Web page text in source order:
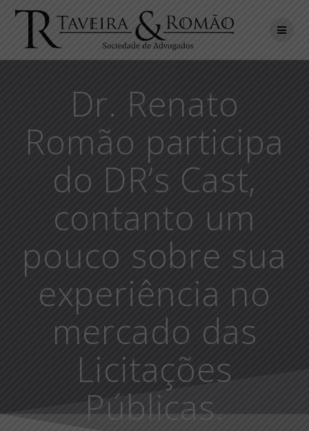
to
content
Dr. Renato
Romão participa
do DR’s Cast,
contanto um
pouco sobre sua
experiência no
mercado das
Licitações
Públicas.